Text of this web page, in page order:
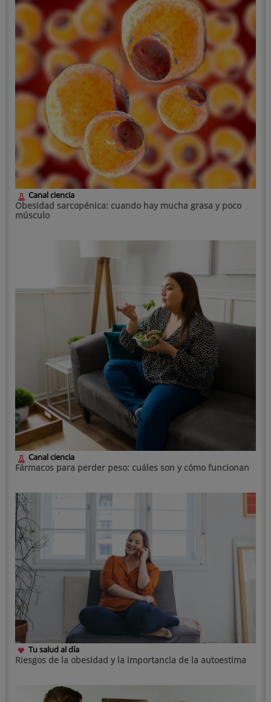
Canal ciencia
Obesidad sarcopénica: cuando hay mucha grasa y poco
músculo
Canal ciencia
Fármacos para perder peso: cuáles son y cómo funcionan
Tu salud al día
Riesgos de la obesidad y la importancia de la autoestima